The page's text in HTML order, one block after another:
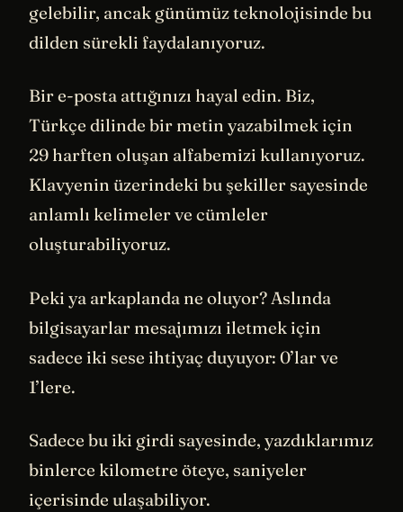
gelebilir, ancak günümüz teknolojisinde bu
dilden sürekli faydalanıyoruz.
Bir e-posta attığınızı hayal edin. Biz,
Türkçe dilinde bir metin yazabilmek için
29 harften oluşan alfabemizi kullanıyoruz.
Klavyenin üzerindeki bu şekiller sayesinde
anlamlı kelimeler ve cümleler
oluşturabiliyoruz.
Peki ya arkaplanda ne oluyor? Aslında
bilgisayarlar mesajımızı iletmek için
sadece iki sese ihtiyaç duyuyor: 0’lar ve
1’lere.
Sadece bu iki girdi sayesinde, yazdıklarımız
binlerce kilometre öteye, saniyeler
içerisinde ulaşabiliyor.